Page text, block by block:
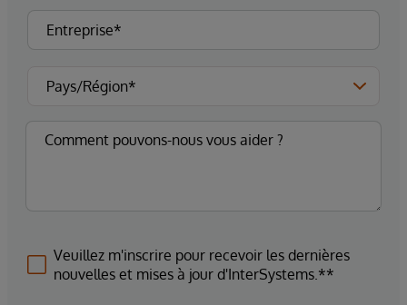
Veuillez m'inscrire pour recevoir les dernières
nouvelles et mises à jour d'InterSystems.**